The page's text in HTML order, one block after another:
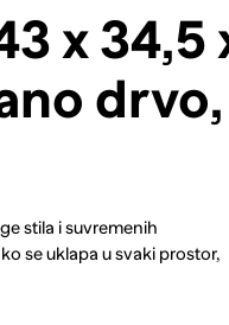
x 34,5
drvo,
stila i suvremenih
se uklapa u svaki prostor,